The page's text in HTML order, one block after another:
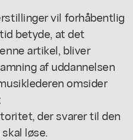
vil forhåbentlig
betyde, at det
artikel, bliver
af uddannelsen
omsider
der svarer til den
løse.